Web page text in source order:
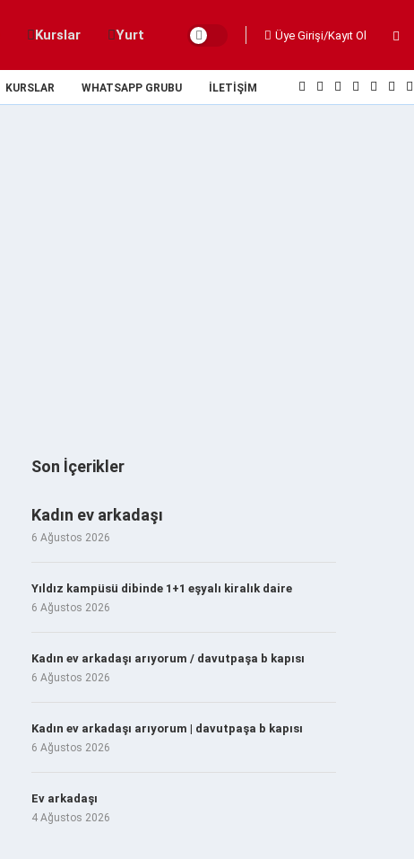
Kurslar Yurt Üye Girişi/Kayıt Ol
KURSLAR WHATSAPP GRUBU İLETIŞIM
Son İçerikler
Kadın ev arkadaşı
6 Ağustos 2026
Yıldız kampüsü dibinde 1+1 eşyalı kiralık daire
6 Ağustos 2026
Kadın ev arkadaşı arıyorum / davutpaşa b kapısı
6 Ağustos 2026
Kadın ev arkadaşı arıyorum | davutpaşa b kapısı
6 Ağustos 2026
Ev arkadaşı
4 Ağustos 2026